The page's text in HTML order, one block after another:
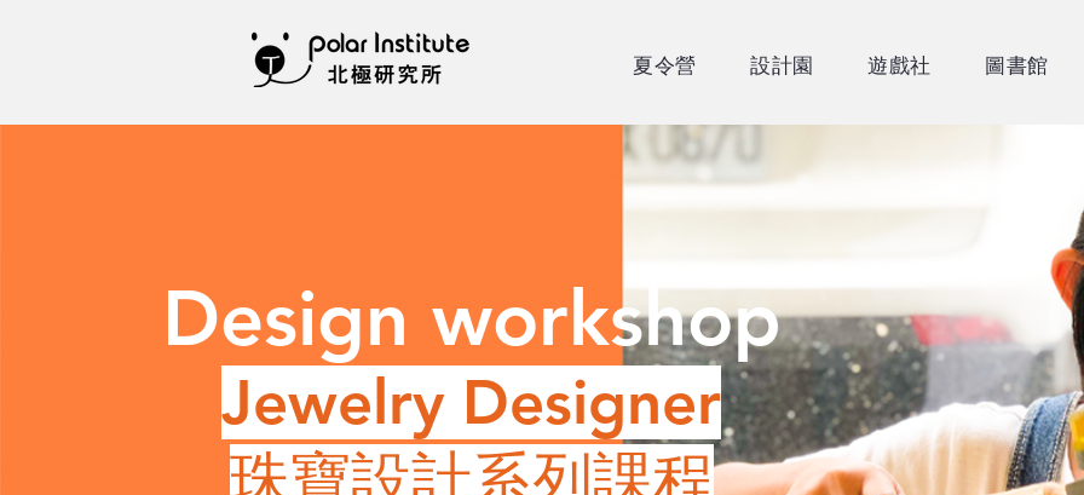
夏令營 設計園 遊戲社 圖書館
Design workshop
Jewelry Designer
珠寶設計系列課程